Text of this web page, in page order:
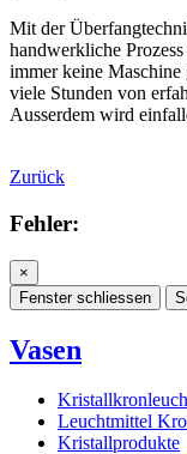
Mit der
handwerkliche
immer keine
viele Stunden von
Ausserdem wird
Zurück
Fehler:
×
Fenster schliessen
Vasen
Leuchtmittel
Kristallprodukte